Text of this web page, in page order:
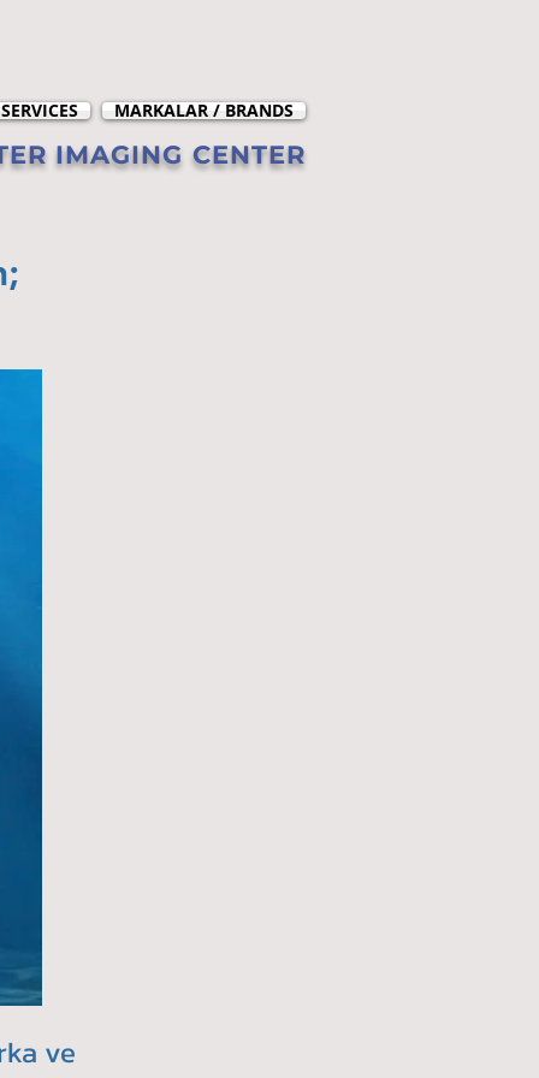
MARKALAR / BRANDS
IMAGING CENTER
ve